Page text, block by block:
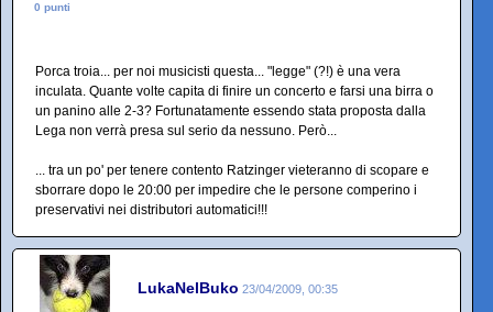
0 punti
Porca troia... per noi musicisti questa... "legge" (?!) è una vera
inculata. Quante volte capita di finire un concerto e farsi una birra o
un panino alle 2-3? Fortunatamente essendo stata proposta dalla
Lega non verrà presa sul serio da nessuno. Però...
... tra un po' per tenere contento Ratzinger vieteranno di scopare e
sborrare dopo le 20:00 per impedire che le persone comperino i
preservativi nei distributori automatici!!!
LukaNelBuko 23/04/2009, 00:35